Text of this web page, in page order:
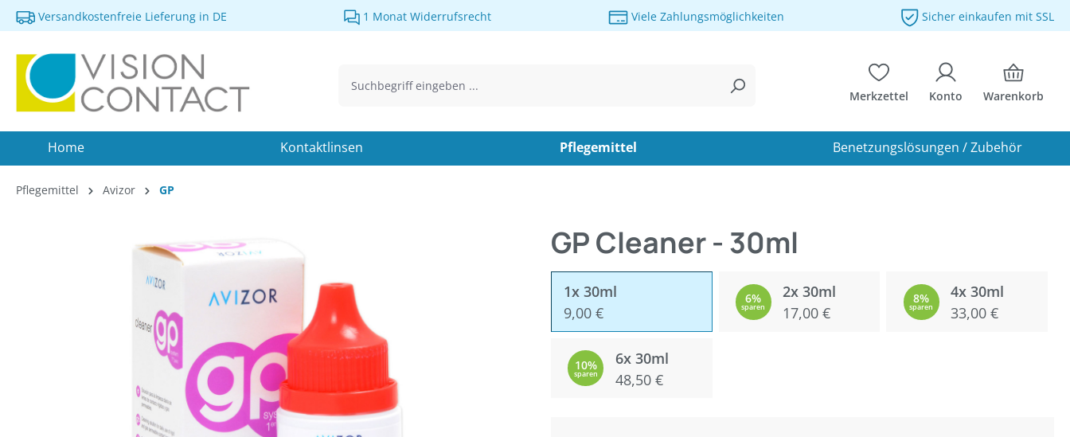
Zur Hauptnavigation springen
Versandkostenfreie Lieferung in DE 1 Monat Widerrufsrecht Viele Zahlungsmöglichkeiten Sicher einkaufen mit SSL
Merkzettel Konto Warenkorb
Home Kontaktlinsen Pflegemittel Benetzungslösungen / Zubehör
Pflegemittel Avizor GP
GP Cleaner - 30ml
1x 30ml
9,00 €
6%
sparen
2x 30ml
17,00 €
8%
sparen
4x 30ml
33,00 €
10%
sparen
6x 30ml
48,50 €